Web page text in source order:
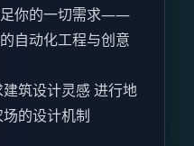
足你的一切需求——
自动化工程与创意
筑设计灵感 进行地
的设计机制